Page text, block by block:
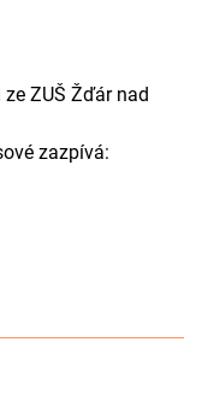
ZUŠ Žďár nad
zazpívá: